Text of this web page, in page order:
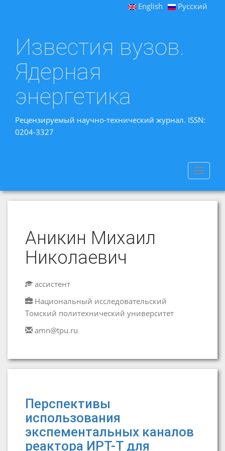
English Русский
Известия вузов.
Ядерная
энергетика
Рецензируемый научно-технический журнал. ISSN:
0204-3327
Toggle
Аникин Михаил
Николаевич
ассистент
Национальный исследовательский
Томский политехнический университет
amn@tpu.ru
Перспективы
использования
экспементальных каналов
реактора ИРТ-Т для